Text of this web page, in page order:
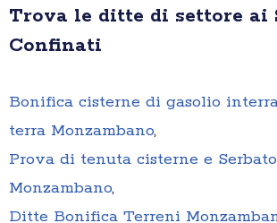
Trova le ditte di settore ai
Confinati
Bonifica cisterne di gasolio
terra Monzambano,
Prova di tenuta cisterne e
Monzambano,
Ditte Bonifica Terreni